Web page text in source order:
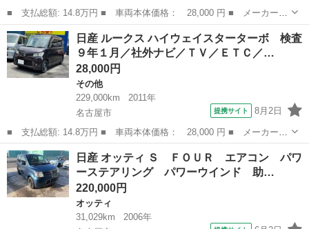
■ 支払総額: 14.8万円 ■ 車両本体価格： 28,000 円 ■ メーカー
名： 日産 ■ 車種名： ルークス ■ グレード名： ハイウェイス
ターターボ 検査９年１月／社外ナビ／ＴＶ／ＥＴＣ／ターボ車／両
側電動スライド...
愛知 名古屋市 その他
日産 ルークス ハイウェイスターターボ 検査
９年１月／社外ナビ／ＴＶ／ＥＴＣ／…
28,000円
その他
229,000km
2011年
名古屋市
提携サイト 8月2日
■ 支払総額: 14.8万円 ■ 車両本体価格： 28,000 円 ■ メーカー
名： 日産 ■ 車種名： ルークス ■ グレード名： ハイウェイス
ターターボ 検査９年１月／社外ナビ／ＴＶ／ＥＴＣ／ターボ車／両
側電動スライド...
愛知 名古屋市
日産 オッティ Ｓ ＦＯＵＲ エアコン パワ
ーステアリング パワーウインド 助…
220,000円
オッティ
31,029km
2006年